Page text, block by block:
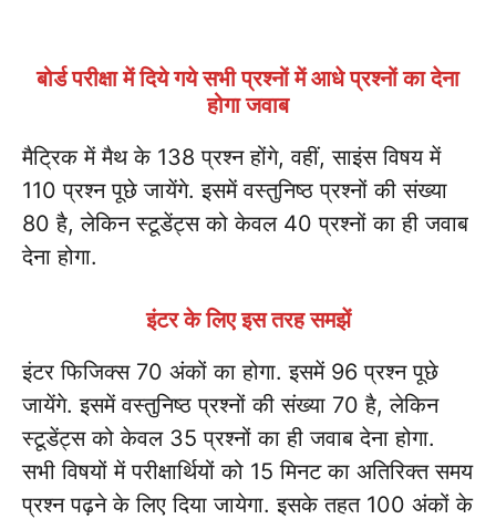
बोर्ड परीक्षा में दिये गये सभी प्रश्नों में आधे प्रश्नों का देना
होगा जवाब
मैट्रिक में मैथ के 138 प्रश्न होंगे, वहीं, साइंस विषय में
110 प्रश्न पूछे जायेंगे. इसमें वस्तुनिष्ठ प्रश्नों की संख्या
80 है, लेकिन स्टूडेंट्स को केवल 40 प्रश्नों का ही जवाब
देना होगा.
इंटर के लिए इस तरह समझें
इंटर फिजिक्स 70 अंकों का होगा. इसमें 96 प्रश्न पूछे
जायेंगे. इसमें वस्तुनिष्ठ प्रश्नों की संख्या 70 है, लेकिन
स्टूडेंट्स को केवल 35 प्रश्नों का ही जवाब देना होगा.
सभी विषयों में परीक्षार्थियों को 15 मिनट का अतिरिक्त समय
प्रश्न पढ़ने के लिए दिया जायेगा. इसके तहत 100 अंकों के